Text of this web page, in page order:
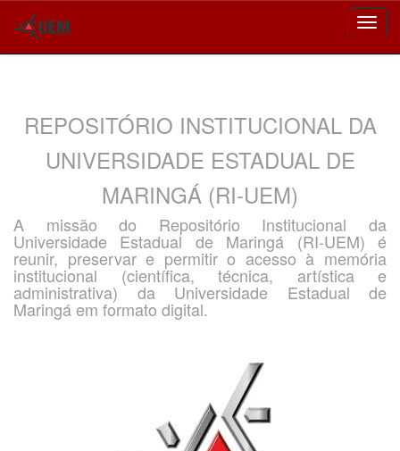
REPOSITÓRIO INSTITUCIONAL DA
UNIVERSIDADE ESTADUAL DE
MARINGÁ (RI-UEM)
A missão do Repositório Institucional da
Universidade Estadual de Maringá (RI-UEM) é
reunir, preservar e permitir o acesso à memória
institucional (científica, técnica, artística e
administrativa) da Universidade Estadual de
Maringá em formato digital.